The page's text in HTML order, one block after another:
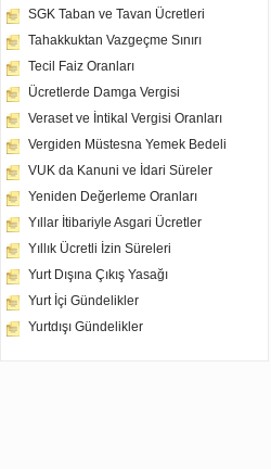
SGK Taban ve Tavan Ücretleri
Tahakkuktan Vazgeçme Sınırı
Tecil Faiz Oranları
Ücretlerde Damga Vergisi
Veraset ve İntikal Vergisi Oranları
Vergiden Müstesna Yemek Bedeli
VUK da Kanuni ve İdari Süreler
Yeniden Değerleme Oranları
Yıllar İtibariyle Asgari Ücretler
Yıllık Ücretli İzin Süreleri
Yurt Dışına Çıkış Yasağı
Yurt İçi Gündelikler
Yurtdışı Gündelikler